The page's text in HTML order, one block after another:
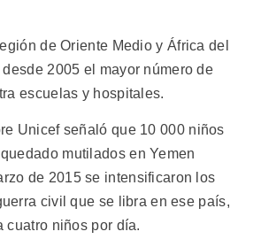
de Oriente Medio y África del
2005 el mayor número de
escuelas y hospitales.
Unicef señaló que 10 000 niños
mutilados en Yemen
de 2015 se intensificaron los
civil que se libra en ese país,
cuatro niños por día.